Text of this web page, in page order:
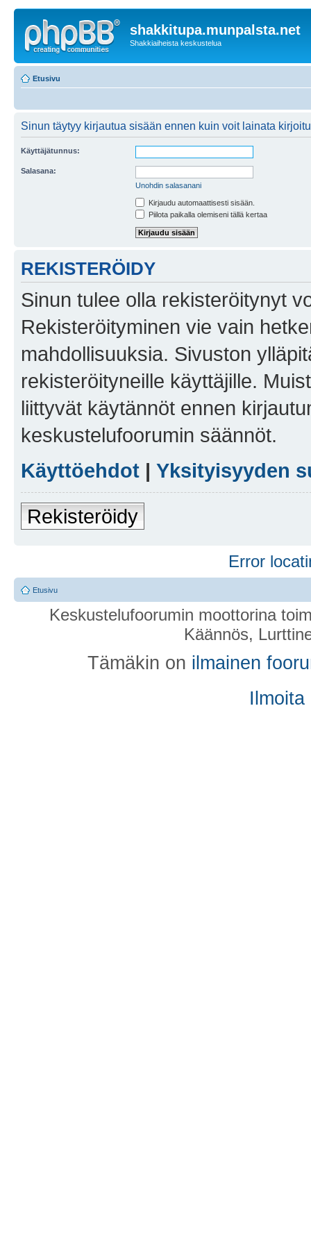
shakkitupa.munpalsta.net
Shakkiaiheista keskustelua
Etusivu
Sinun täytyy kirjautua sisään ennen kuin voit lainata
Käyttäjätunnus:
Salasana:
Unohdin salasanani
Kirjaudu automaattisesti sisään.
Piilota paikalla olemiseni tällä kertaa
REKISTERÖIDY
Sinun tulee olla rekisteröitynyt
Rekisteröityminen vie vain
mahdollisuuksia. Sivuston
rekisteröityneille käyttäjille.
liittyvät käytännöt ennen
keskustelufoorumin säännöt.
Käyttöehdot | Yksityisyyden
Rekisteröidy
Error
Etusivu
Keskustelufoorumin moottorina
Käännös,
Tämäkin on ilmainen